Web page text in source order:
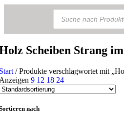
Products
search
Scheiben Strang
/ Produkte verschlagwortet mit
9 12 18 24
nach